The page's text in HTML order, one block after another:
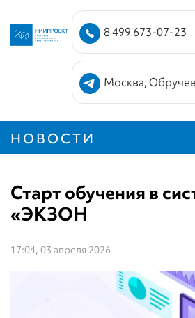
8 499 673-07-23
Москва,
НОВОСТИ
Старт обучения в
«ЭКЗОН
17:04, 03 апреля 2026